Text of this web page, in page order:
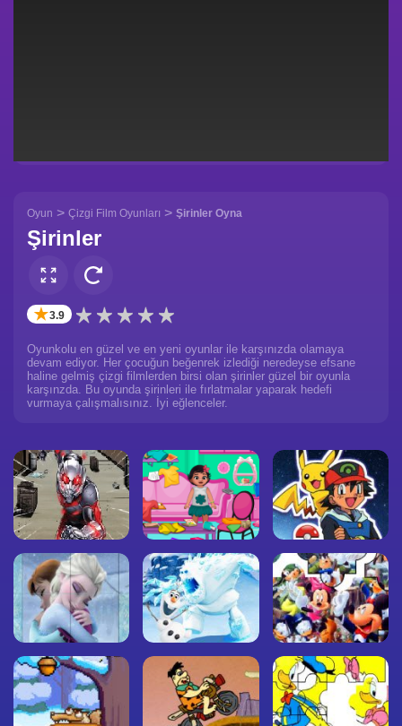
Oyun > Çizgi Film Oyunları > Şirinler Oyna
Şirinler
✭3.9
Oyunkolu en güzel ve en yeni oyunlar ile karşınızda olamaya
devam ediyor. Her çocuğun beğenrek izlediği neredeyse efsane
haline gelmiş çizgi filmlerden birsi olan şirinler güzel bir oyunla
karşınzda. Bu oyunda şirinleri ile fırlatmalar yaparak hedefi
vurmaya çalışmalısınız. İyi eğlenceler.